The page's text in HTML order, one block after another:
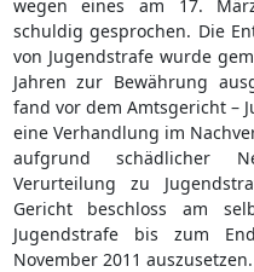
wegen eines am 17.
schuldig gesprochen. Die
von Jugendstrafe wurde
Jahren zur Bewährung
fand vor dem Amtsgericht –
eine Verhandlung im
aufgrund schädlicher
Verurteilung zu
Gericht beschloss am
Jugendstrafe bis zum
November 2011 auszusetzen.